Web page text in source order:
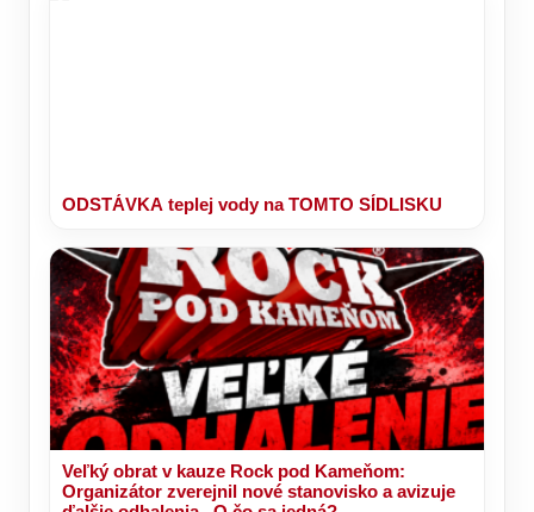
ODSTÁVKA teplej vody na TOMTO SÍDLISKU
Veľký obrat v kauze Rock pod Kameňom:
Organizátor zverejnil nové stanovisko a avizuje